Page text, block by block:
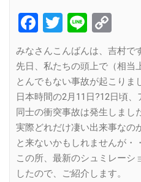
Facebook
Twitter
Line
みなさんこんばんは、吉村で
先日、私たちの頭上で（相当
とんでもない事故が起こりま
日本時間の2月11日?12日頃
同士の衝突事故は発生しまし
実際どれだけ凄い出来事なの
と来ないかもしれませんが・
この所、最新のシュミレーシ
したので、ご紹介します。